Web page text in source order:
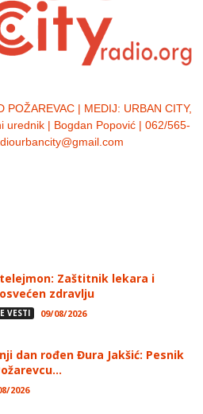
POŽAREVAC | MEDIJ: URBAN CITY,
urednik | Bogdan Popović | 062/565-
Zaštitnik lekara i
zdravlju
VESTI 09/08/2026
dan rođen Đura Jakšić: Pesnik
2026